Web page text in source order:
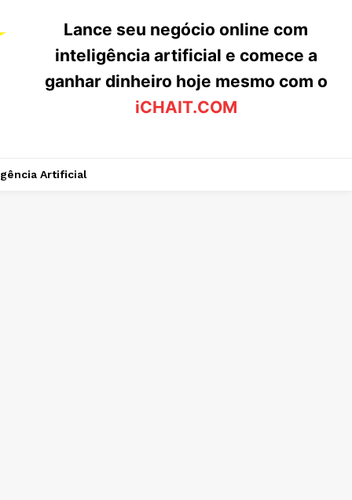
Lance seu negócio online com
inteligência artificial e comece a
ganhar dinheiro hoje mesmo com o
iCHAIT.COM
Artificial